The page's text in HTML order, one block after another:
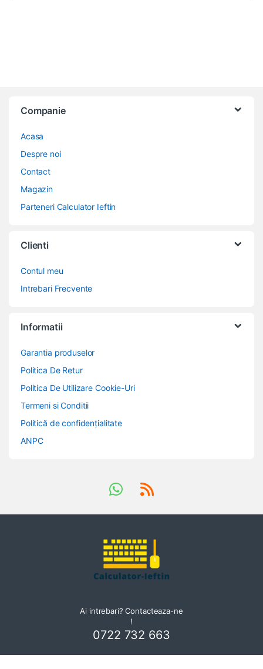
Companie
Acasa
Despre noi
Contact
Magazin
Parteneri Calculator Ieftin
Clienti
Contul meu
Intrebari Frecvente
Informatii
Garantia produselor
Politica De Retur
Politica De Utilizare Cookie-Uri
Termeni si Conditii
Politică de confidențialitate
ANPC
Ai intrebari? Contacteaza-ne
!
0722 732 663